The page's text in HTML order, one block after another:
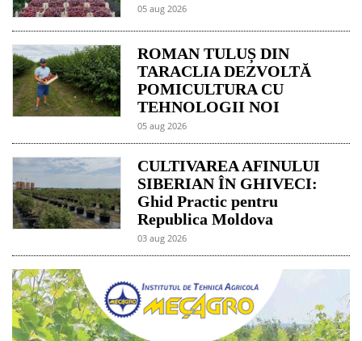
05 aug 2026
ROMAN TULUȘ DIN
TARACLIA DEZVOLTĂ
POMICULTURA CU
TEHNOLOGII NOI
05 aug 2026
CULTIVAREA AFINULUI
SIBERIAN ÎN GHIVECI:
Ghid Practic pentru
Republica Moldova
03 aug 2026